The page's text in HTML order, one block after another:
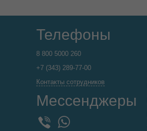
Телефоны
8 800 5000 260
+7 (343) 289-77-00
Контакты сотрудников
Мессенджеры
WhatsApp